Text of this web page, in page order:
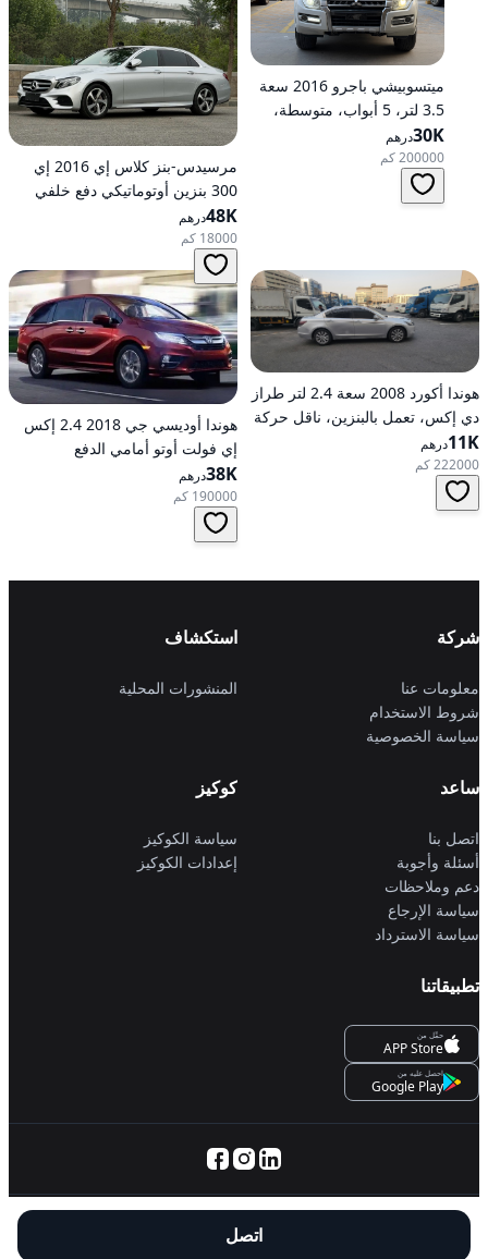
اتصل
ميتسوبيشي باجرو 2016 سعة
3.5 لتر، 5 أبواب، متوسطة،
تعمل بالبنزين، أوتوماتيكية، دفع
رباعي
30Kدرهم
200000 كم
مرسيدس-بنز كلاس إي 2016 إي
300 بنزين أوتوماتيكي دفع خلفي
48Kدرهم
18000 كم
هوندا أكورد 2008 سعة 2.4 لتر طراز
دي إكس، تعمل بالبنزين، ناقل حركة
أوتوماتيكي، دفع أمامي
11Kدرهم
222000 كم
هوندا أوديسي جي 2018 2.4 إكس
إي فولت أوتو أمامي الدفع
38Kدرهم
190000 كم
شركة
معلومات عنا
شروط الاستخدام
سياسة الخصوصية
استكشاف
المنشورات المحلية
ساعد
اتصل بنا
أسئلة وأجوبة
دعم وملاحظات
سياسة الإرجاع
سياسة الاسترداد
كوكيز
سياسة الكوكيز
إعدادات الكوكيز
تطبيقاتنا
حمِّل من
APP Store
احصل عليه من
Google Play